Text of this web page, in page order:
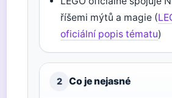
říšemi mýtů a magie (
oficiální popis tématu)
2 Co je nejasné